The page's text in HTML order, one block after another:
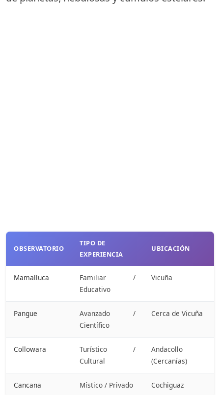
OBSERVATORIO
TIPO DE
EXPERIENCIA
UBICACIÓN
Mamalluca
Familiar /
Educativo
Vicuña
Pangue
Avanzado /
Científico
Cerca de Vicuña
Collowara
Turístico /
Cultural
Andacollo
(Cercanías)
Cancana Místico / Privado Cochiguaz